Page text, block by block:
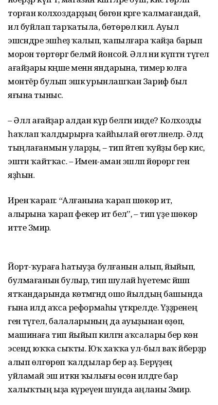
торған колхоз­дарҙың бөгөн кәрәге ҡалмағандай,
ил буйлап тарҡатыла, бөтөрөлә килә. Ауыл
эшсәндәре эшһеҙ ҡалып, ҡапылғара ҡайҙа барып
морон төртөргә белмәй йонсой. Әллә ни күптән түгел
ағайҙары кәңәше менән яндарына, тимер юлға
монтёр булып эшкә урын­лашҡан Зариф был
яғына тыныс.
– Әллә ағайҙар алдан күрә белгән инде? Колхозды
һаҡлап ҡалдырырға ҡайһылай өгөтләне­ләр. Әлдә
тыңлағанмын уларҙы, – тип әйтеп ҡуйҙы бер кис,
эштән ҡайтҡас. – Имен-аман эшләп йөрөргә генә
яҙһын.
Иренә ҡарап: “Алғанына ҡарап шөкөр итә,
алырына ҡарап фекер итә белә”, – тип үҙе шөкөр
итте Зәмирә.
Йорт-ҡураға һатыуҙа булғанын алып, йыйып,
булмағанын булыр, тип шулай һәүетемсә йәшәп
ятҡандарында көтмәгәндә ошо йылдың башында
ғына илдә аҡса реформаһы үткәрелде. Үҙҙәренең
генә түгел, балаларының да ауыҙынан өҙөп,
машинаға тип йыйып килгән аҡсалары бер көн
эсендә юҡҡа сыҡты. Юҡ хаҡҡа ул-был ваҡ әйберҙәр
алып өлгөрөп ҡалдылар бер аҙ. Берәүҙең
уйламай эш иткән ҡылығы өсөн илдәге бар
халыҡтың ыҙа күреүен шунда аңланы Зәмирә.